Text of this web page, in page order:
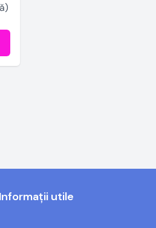
Informații utile